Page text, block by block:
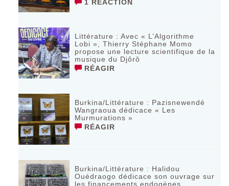
1 RÉACTION
Littérature : Avec « L’Algorithme
Lobi », Thierry Stéphane Momo
propose une lecture scientifique de la
musique du Djôrô
RÉAGIR
Burkina/Littérature : Pazisnewendé
Wangraoua dédicace « Les
Murmurations »
RÉAGIR
Burkina/Littérature : Halidou
Ouédraogo dédicace son ouvrage sur
les financements endogènes